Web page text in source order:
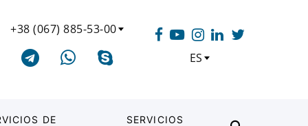
+38 (067) 885-53-00
ES
DE
SERVICIOS